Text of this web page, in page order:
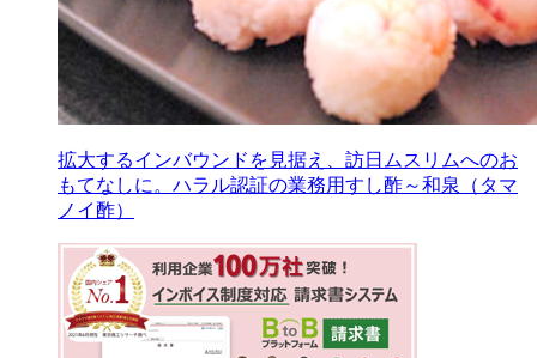
拡大するインバウンドを見据え、訪日ムスリムへのお
もてなしに。ハラル認証の業務用すし酢～和泉（タマ
ノイ酢）